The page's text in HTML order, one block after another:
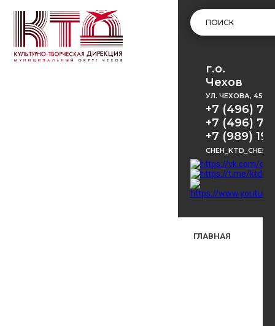
г.о.
Чехов
УЛ. ЧЕХОВА, 45
+7 (496)
+7 (496)
+7 (989)
ГЛАВНАЯ